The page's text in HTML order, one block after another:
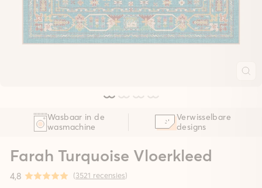
Wasbaar in de
wasmachine
Verwisselbare
designs
Farah Turquoise Vloerkleed
4,8 (3521 recensies)